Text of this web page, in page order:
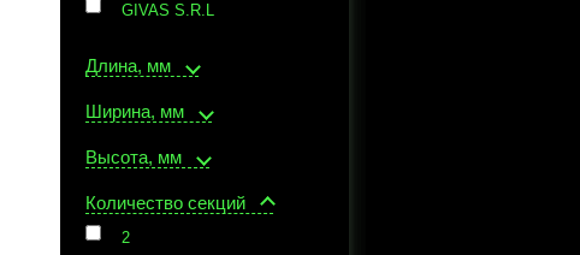
GIVAS S.R.L
Длина, мм
Ширина, мм
Высота, мм
Количество секций
2